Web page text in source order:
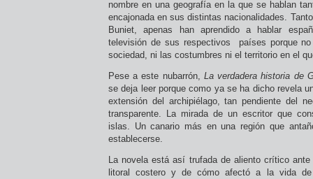
nombre en una geografía en la que se hablan
encajonada en sus distintas nacionalidades.
Buniet, apenas han aprendido a hablar
televisión de sus respectivos países porque
sociedad, ni las costumbres ni el territorio en el
Pese a este nubarrón, La verdadera historia de
se deja leer porque como ya se ha dicho revela
extensión del archipiélago, tan pendiente del
transparente. La mirada de un escritor que
islas. Un canario más en una región que
establecerse.
La novela está así trufada de aliento crítico
litoral costero y de cómo afectó a la vida